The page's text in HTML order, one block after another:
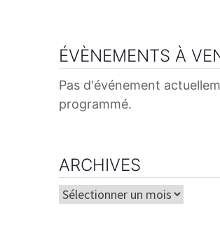
ÉVÈNEMENTS À
Pas d'événement
programmé.
ARCHIVES
Archives